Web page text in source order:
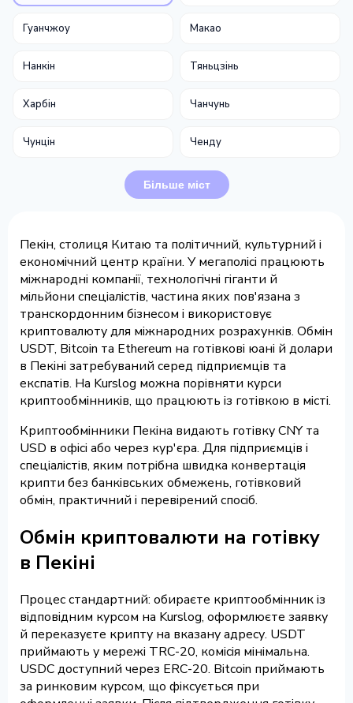
Гуанчжоу Макао
Нанкін Тяньцзінь
Харбін Чанчунь
Чунцін Ченду
Більше міст
Пекін, столиця Китаю та політичний, культурний і
економічний центр країни. У мегаполісі працюють
міжнародні компанії, технологічні гіганти й
мільйони спеціалістів, частина яких пов'язана з
транскордонним бізнесом і використовує
криптовалюту для міжнародних розрахунків. Обмін
USDT, Bitcoin та Ethereum на готівкові юані й долари
в Пекіні затребуваний серед підприємців та
експатів. На Kurslog можна порівняти курси
криптообмінників, що працюють із готівкою в місті.
Криптообмінники Пекіна видають готівку CNY та
USD в офісі або через кур'єра. Для підприємців і
спеціалістів, яким потрібна швидка конвертація
крипти без банківських обмежень, готівковий
обмін, практичний і перевірений спосіб.
Обмін криптовалюти на готівку
в Пекіні
Процес стандартний: обираєте криптообмінник із
відповідним курсом на Kurslog, оформлюєте заявку
й переказуєте крипту на вказану адресу. USDT
приймають у мережі TRC-20, комісія мінімальна.
USDC доступний через ERC-20. Bitcoin приймають
за ринковим курсом, що фіксується при